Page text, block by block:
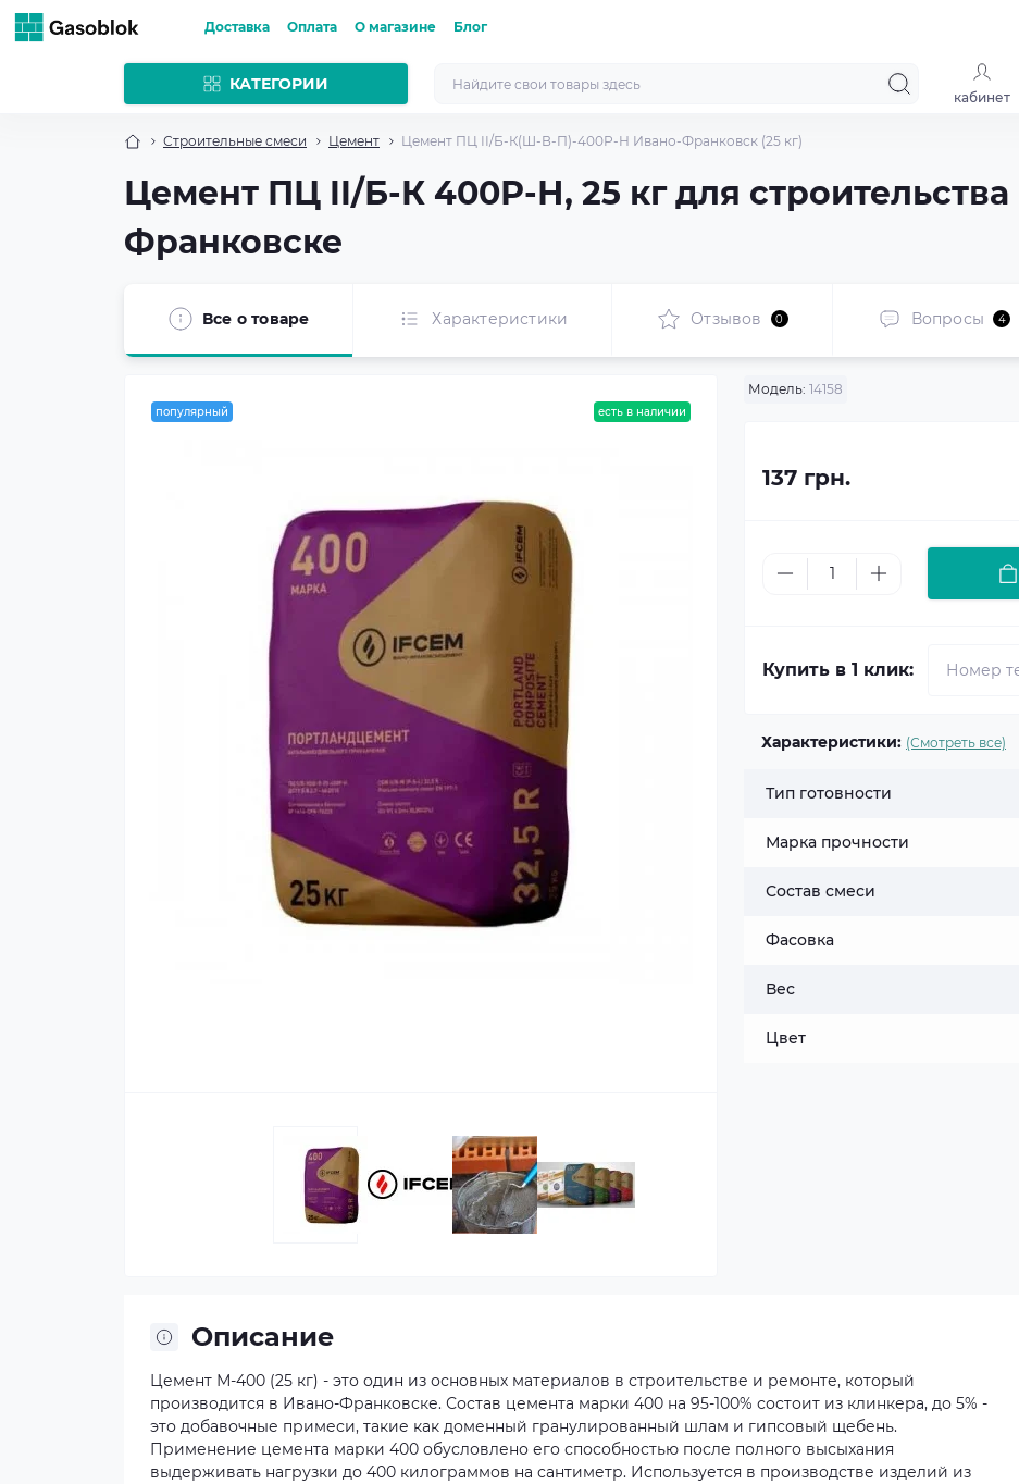
Доставка Оплата О магазине Блог
КАТЕГОРИИ
кабинет
Строительные смеси Цемент Цемент ПЦ ІІ/Б-К(Ш-В-П)-400Р-Н Ивано-Франковск (25 кг)
Цемент ПЦ II/Б-К 400Р-Н, 25 кг для
Франковске
Все о товаре Характеристики Отзывов 0 Вопросы 4
популярный есть в наличии
Модель: 14158
137 грн.
Купить в 1 клик:
Характеристики: (Смотреть все)
Тип готовности
Марка прочности
Состав смеси
Фасовка
Вес
Цвет
Описание
Цемент М-400 (25 кг) - это один из основных материалов в строительстве и ремонте, который
производится в Ивано-Франковске. Состав цемента марки 400 на 95-100% состоит из клинкера, до 5% -
это добавочные примеси, такие как доменный гранулированный шлам и гипсовый щебень.
Применение цемента марки 400 обусловлено его способностью после полного высыхания
выдерживать нагрузки до 400 килограммов на сантиметр. Используется в производстве изделий из